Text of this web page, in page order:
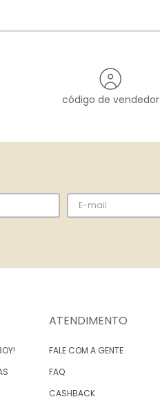
código de vendedor
ATENDIMENTO
FALE COM A GENTE
FAQ
CASHBACK